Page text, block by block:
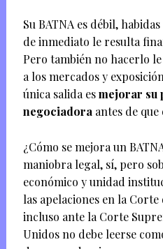
Su BATNA es débil,
de inmediato le resulta
Pero también no hacerlo
a los mercados y
única salida esmejorar su
negociadora antes de
¿Cómo se mejora un
maniobra legal, sí, pero
económico y unidad
las apelaciones en la
incluso ante la Corte
Unidos no debe leerse